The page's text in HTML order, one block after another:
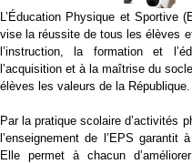
L’Éducation Physique et Sportive
vise la réussite de tous les élèves
l’instruction, la formation et
l’acquisition et à la maîtrise du
élèves les valeurs de la République.
Par la pratique scolaire d’activités
l’enseignement de l’EPS
Elle permet à chacun